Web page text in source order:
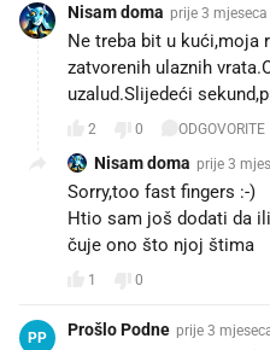
Nisam doma prije 3 mjeseca
Ne treba bit u kući,moja
zatvorenih ulaznih
uzalud.Slijedeći
2 0 ODGOVORITE
Nisam doma prije 3
Sorry,too fast fingers :-)
Htio sam još dodati da
čuje ono što njoj štima
1 0
PP Prošlo Podne prije 3